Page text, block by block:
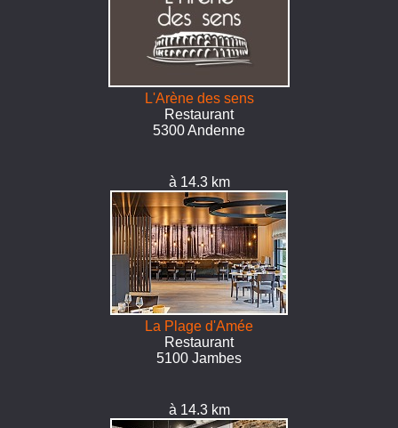
L'Arène des sens
Restaurant
5300 Andenne
à 14.3 km
La Plage d'Amée
Restaurant
5100 Jambes
à 14.3 km